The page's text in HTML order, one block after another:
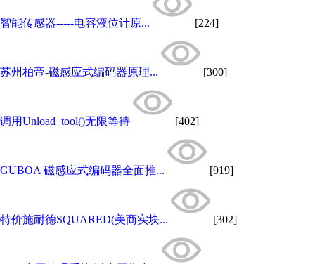
智能传感器-----电容液位计原... [224]
苏州柏帝-磁感应式编码器原理... [300]
调用Unload_tool()无限等待 [402]
GUBOA 磁感应式编码器全面推... [919]
特价施耐德SQUARED(美商实块... [302]